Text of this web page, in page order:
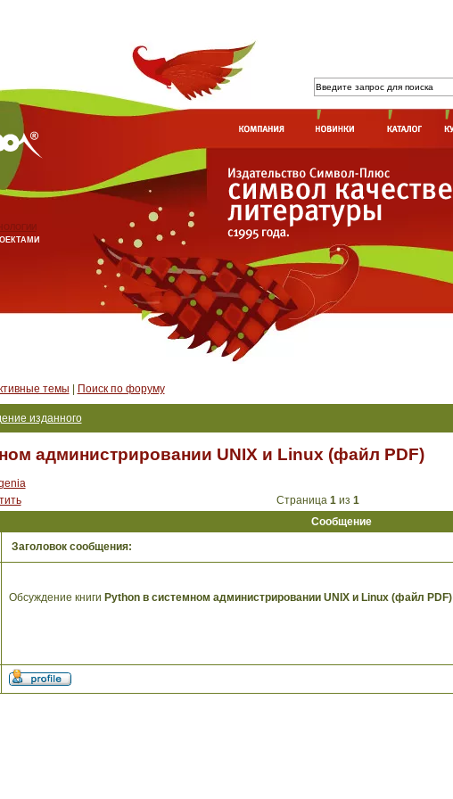
темы Поиск по форуму
изданного
администрировании UNIX и Linux (файл PDF)
Страница 1из 1
Сообщение
Заголовок сообщения:
Обсуждение книги Python в системном администрировании UNIX и Linux (файл PDF)